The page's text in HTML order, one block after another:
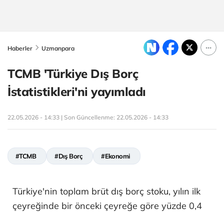
Haberler Uzmanpara
TCMB 'Türkiye Dış Borç
İstatistikleri'ni yayımladı
22.05.2026 - 14:33 | Son Güncellenme: 22.05.2026 - 14:33
#TCMB #Dış Borç #Ekonomi
Türkiye'nin toplam brüt dış borç stoku, yılın ilk
çeyreğinde bir önceki çeyreğe göre yüzde 0,4